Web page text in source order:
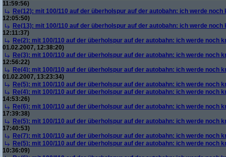
11:59:56)
Re(12): mit 100/110 auf der überholspur auf der autobahn: ich werde noch
12:05:50)
Re(13): mit 100/110 auf der überholspur auf der autobahn: ich werde noch
12:11:37)
Re(2): mit 100/110 auf der überholspur auf der autobahn: ich werde noch
01.02.2007, 12:38:20)
Re(3): mit 100/110 auf der überholspur auf der autobahn: ich werde noch
12:56:22)
Re(4): mit 100/110 auf der überholspur auf der autobahn: ich werde noch
01.02.2007, 13:23:34)
Re(5): mit 100/110 auf der überholspur auf der autobahn: ich werde noch
Re(4): mit 100/110 auf der überholspur auf der autobahn: ich werde noch
14:53:26)
Re(6): mit 100/110 auf der überholspur auf der autobahn: ich werde noch
17:39:38)
Re(5): mit 100/110 auf der überholspur auf der autobahn: ich werde noch
17:40:53)
Re(7): mit 100/110 auf der überholspur auf der autobahn: ich werde noch
Re(5): mit 100/110 auf der überholspur auf der autobahn: ich werde noch
10:36:09)